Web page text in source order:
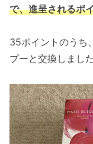
で、進呈されるポ
35ポイントのうち
プーと交換しました